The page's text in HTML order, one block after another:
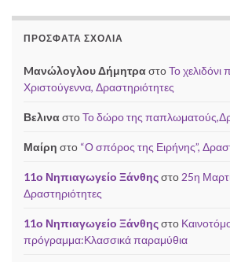
ΠΡΌΣΦΑΤΑ ΣΧΌΛΙΑ
Mανώλογλου ΔήμητραστοΤο χελιδόνι
Χριστούγεννα, Δραστηριότητες
ΒελιναστοΤο δώρο της
Μαίρη στο “Ο σπόρος της Ειρήνης”,
11ο Νηπιαγωγείο Ξάνθηςστο 25η
Δραστηριότητες
11ο Νηπιαγωγείο Ξάνθηςστο
πρόγραμμα:Κλασσικά παραμύθια